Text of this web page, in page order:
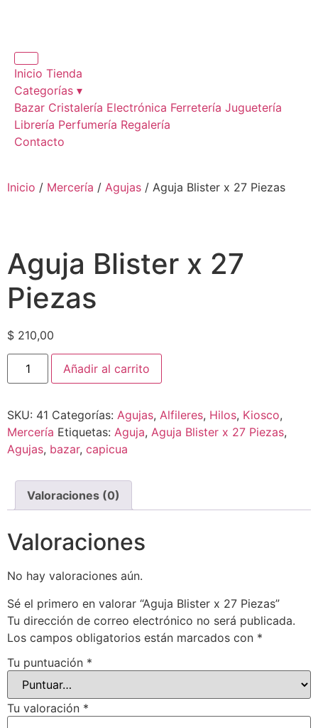
Inicio Tienda
Categorías ▾
Bazar Cristalería Electrónica Ferretería Juguetería
Librería Perfumería Regalería
Contacto
Inicio / Mercería / Agujas / Aguja Blister x 27 Piezas
Aguja Blister x 27
Piezas
$ 210,00
Añadir al carrito
SKU: 41 Categorías: Agujas, Alfileres, Hilos, Kiosco,
Mercería Etiquetas: Aguja, Aguja Blister x 27 Piezas,
Agujas, bazar, capicua
Valoraciones (0)
Valoraciones
No hay valoraciones aún.
Sé el primero en valorar “Aguja Blister x 27 Piezas”
Tu dirección de correo electrónico no será publicada.
Los campos obligatorios están marcados con *
Tu puntuación *
Tu valoración *